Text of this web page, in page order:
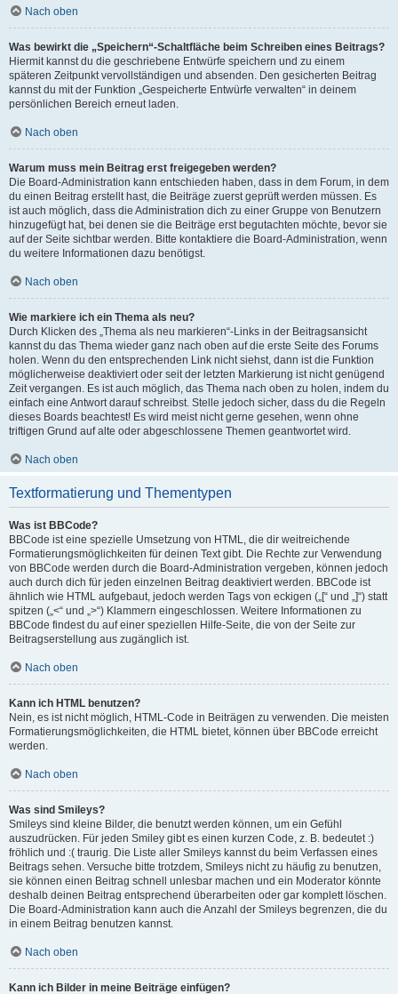
Nach oben
Was bewirkt die „Speichern“-Schaltfläche beim Schreiben eines Beitrags?
Hiermit kannst du die geschriebene Entwürfe speichern und zu einem
späteren Zeitpunkt vervollständigen und absenden. Den gesicherten Beitrag
kannst du mit der Funktion „Gespeicherte Entwürfe verwalten“ in deinem
persönlichen Bereich erneut laden.
Nach oben
Warum muss mein Beitrag erst freigegeben werden?
Die Board-Administration kann entschieden haben, dass in dem Forum, in dem
du einen Beitrag erstellt hast, die Beiträge zuerst geprüft werden müssen. Es
ist auch möglich, dass die Administration dich zu einer Gruppe von Benutzern
hinzugefügt hat, bei denen sie die Beiträge erst begutachten möchte, bevor sie
auf der Seite sichtbar werden. Bitte kontaktiere die Board-Administration, wenn
du weitere Informationen dazu benötigst.
Nach oben
Wie markiere ich ein Thema als neu?
Durch Klicken des „Thema als neu markieren“-Links in der Beitragsansicht
kannst du das Thema wieder ganz nach oben auf die erste Seite des Forums
holen. Wenn du den entsprechenden Link nicht siehst, dann ist die Funktion
möglicherweise deaktiviert oder seit der letzten Markierung ist nicht genügend
Zeit vergangen. Es ist auch möglich, das Thema nach oben zu holen, indem du
einfach eine Antwort darauf schreibst. Stelle jedoch sicher, dass du die Regeln
dieses Boards beachtest! Es wird meist nicht gerne gesehen, wenn ohne
triftigen Grund auf alte oder abgeschlossene Themen geantwortet wird.
Nach oben
Textformatierung und Thementypen
Was ist BBCode?
BBCode ist eine spezielle Umsetzung von HTML, die dir weitreichende
Formatierungsmöglichkeiten für deinen Text gibt. Die Rechte zur Verwendung
von BBCode werden durch die Board-Administration vergeben, können jedoch
auch durch dich für jeden einzelnen Beitrag deaktiviert werden. BBCode ist
ähnlich wie HTML aufgebaut, jedoch werden Tags von eckigen („[“ und „]“) statt
spitzen („<“ und „>“) Klammern eingeschlossen. Weitere Informationen zu
BBCode findest du auf einer speziellen Hilfe-Seite, die von der Seite zur
Beitragserstellung aus zugänglich ist.
Nach oben
Kann ich HTML benutzen?
Nein, es ist nicht möglich, HTML-Code in Beiträgen zu verwenden. Die meisten
Formatierungsmöglichkeiten, die HTML bietet, können über BBCode erreicht
werden.
Nach oben
Was sind Smileys?
Smileys sind kleine Bilder, die benutzt werden können, um ein Gefühl
auszudrücken. Für jeden Smiley gibt es einen kurzen Code, z. B. bedeutet :)
fröhlich und :( traurig. Die Liste aller Smileys kannst du beim Verfassen eines
Beitrags sehen. Versuche bitte trotzdem, Smileys nicht zu häufig zu benutzen,
sie können einen Beitrag schnell unlesbar machen und ein Moderator könnte
deshalb deinen Beitrag entsprechend überarbeiten oder gar komplett löschen.
Die Board-Administration kann auch die Anzahl der Smileys begrenzen, die du
in einem Beitrag benutzen kannst.
Nach oben
Kann ich Bilder in meine Beiträge einfügen?